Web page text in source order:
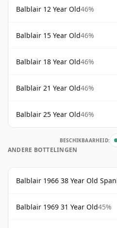
Balblair 12 Year Old46%
Balblair 15 Year Old46%
Balblair 18 Year Old46%
Balblair 21 Year Old46%
Balblair 25 Year Old46%
BESCHIKBAARHEID:
ANDERE BOTTELINGEN
Balblair 1966 38 Year Old
Balblair 1969 31 Year Old45%